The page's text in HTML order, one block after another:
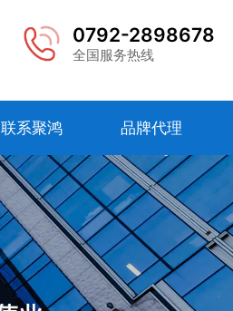
0792-2898678
全国服务热线
联系聚鸿 品牌代理